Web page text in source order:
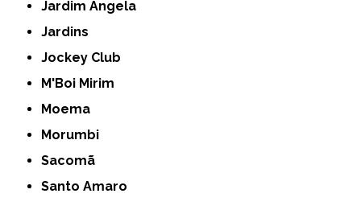
Jardim Ângela
Jardins
Jockey Club
M'Boi Mirim
Moema
Morumbi
Sacomã
Santo Amaro